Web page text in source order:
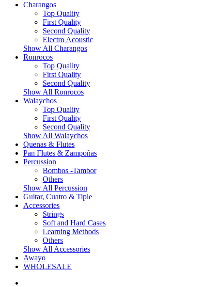
Charangos
Top Quality
First Quality
Second Quality
Electro Acoustic
Show All Charangos
Ronrocos
Top Quality
First Quality
Second Quality
Show All Ronrocos
Walaychos
Top Quality
First Quality
Second Quality
Show All Walaychos
Quenas & Flutes
Pan Flutes & Zampoñas
Percussion
Bombos -Tambor
Others
Show All Percussion
Guitar, Cuatro & Tiple
Accessories
Strings
Soft and Hard Cases
Learning Methods
Others
Show All Accessories
Awayo
WHOLESALE